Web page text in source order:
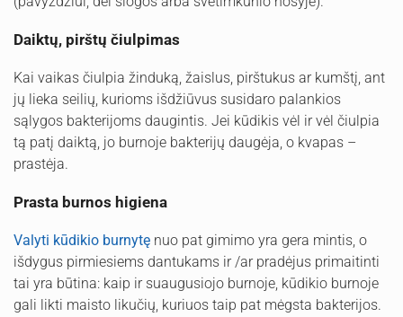
Daiktų, pirštų čiulpimas
Kai vaikas čiulpia žinduką, žaislus, pirštukus ar kumštį, ant
jų lieka seilių, kurioms išdžiūvus susidaro palankios
sąlygos bakterijoms daugintis. Jei kūdikis vėl ir vėl čiulpia
tą patį daiktą, jo burnoje bakterijų daugėja, o kvapas –
prastėja.
Prasta burnos higiena
Valyti kūdikio burnytę nuo pat gimimo yra gera mintis, o
išdygus pirmiesiems dantukams ir /ar pradėjus primaitinti
tai yra būtina: kaip ir suaugusiojo burnoje, kūdikio burnoje
gali likti maisto likučių, kuriuos taip pat mėgsta bakterijos.